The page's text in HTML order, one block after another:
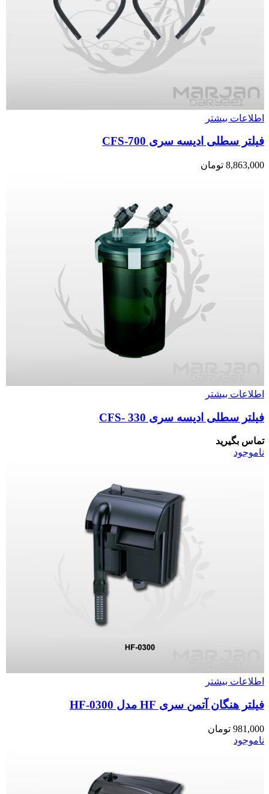
اطلاعات بیشتر
فیلتر سطلی ادیسه سری CFS-700
8,863,000 تومان
اطلاعات بیشتر
فیلتر سطلی ادیسه سری CFS- 330
تماس بگیرید
ناموجود
اطلاعات بیشتر
فیلتر هنگان آتمن سری HF مدل HF-0300
981,000 تومان
ناموجود